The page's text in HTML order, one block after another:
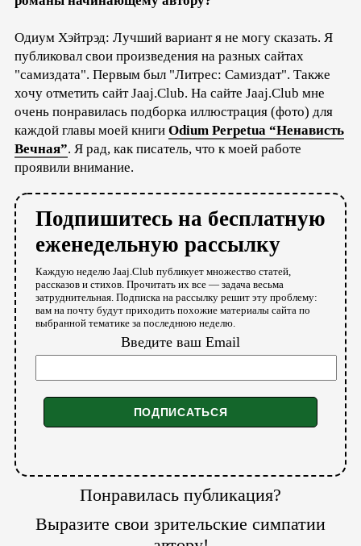
Одиум Хэйтрэд: Лучший вариант я не могу сказать. Я
публиковал свои произведения на разных сайтах
"самиздата". Первым был "Литрес: Самиздат". Также
хочу отметить сайт Jaaj.Club. На сайте Jaaj.Club мне
очень понравилась подборка иллюстрация (фото) для
каждой главы моей книги Odium Perpetua “Ненависть
Вечная”. Я рад, как писатель, что к моей работе
проявили внимание.
Подпишитесь на бесплатную
еженедельную рассылку
Каждую неделю Jaaj.Club публикует множество статей,
рассказов и стихов. Прочитать их все — задача весьма
затруднительная. Подписка на рассылку решит эту проблему:
вам на почту будут приходить похожие материалы сайта по
выбранной тематике за последнюю неделю.
Введите ваш Email
Понравилась публикация?
Выразите свои зрительские симпатии